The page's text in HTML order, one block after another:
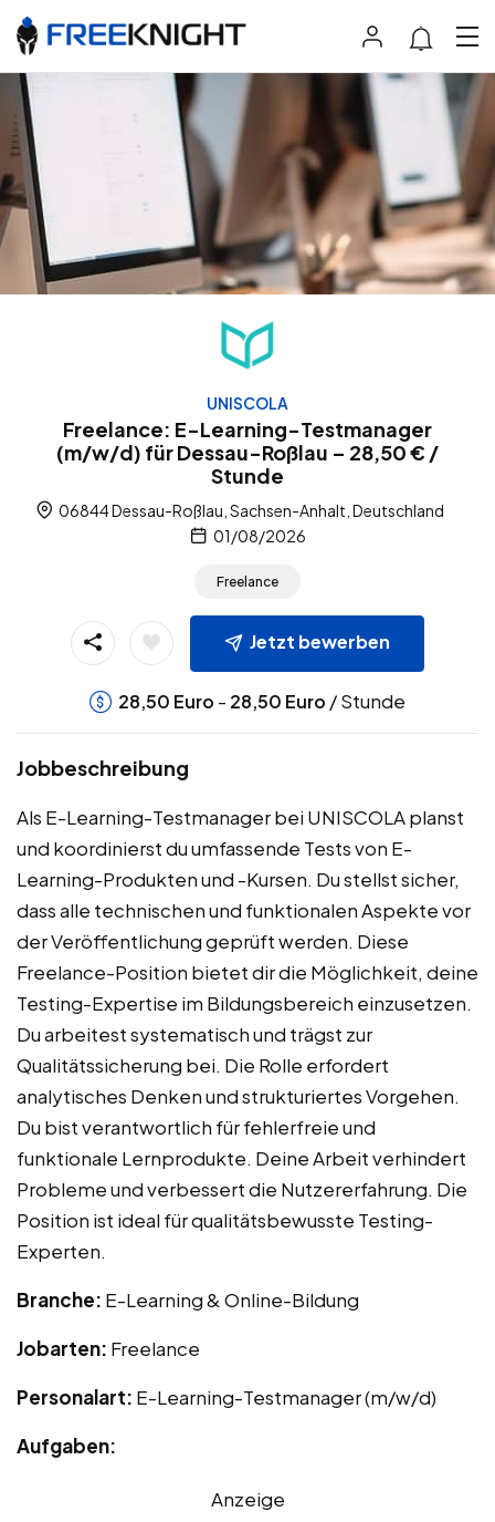
UNISCOLA
Freelance: E-Learning-Testmanager
(m/w/d) für Dessau-Roßlau – 28,50 € /
Stunde
06844 Dessau-Roßlau, Sachsen-Anhalt, Deutschland
01/08/2026
Freelance
Jetzt bewerben
28,50 Euro - 28,50 Euro / Stunde
Jobbeschreibung
Als E-Learning-Testmanager bei UNISCOLA planst
und koordinierst du umfassende Tests von E-
Learning-Produkten und -Kursen. Du stellst sicher,
dass alle technischen und funktionalen Aspekte vor
der Veröffentlichung geprüft werden. Diese
Freelance-Position bietet dir die Möglichkeit, deine
Testing-Expertise im Bildungsbereich einzusetzen.
Du arbeitest systematisch und trägst zur
Qualitätssicherung bei. Die Rolle erfordert
analytisches Denken und strukturiertes Vorgehen.
Du bist verantwortlich für fehlerfreie und
funktionale Lernprodukte. Deine Arbeit verhindert
Probleme und verbessert die Nutzererfahrung. Die
Position ist ideal für qualitätsbewusste Testing-
Experten.
Branche: E-Learning & Online-Bildung
Jobarten: Freelance
Personalart: E-Learning-Testmanager (m/w/d)
Aufgaben:
Anzeige